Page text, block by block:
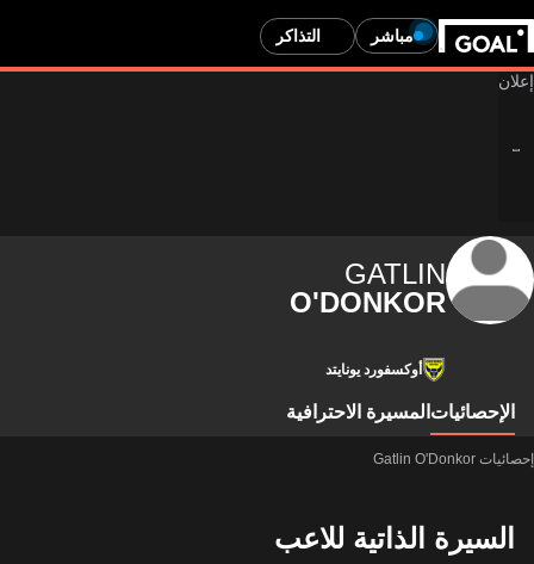
مباشر التذاكر
GATLIN
O'DONKOR
أوكسفورد يونايتد
الإحصائيات المسيرة الاحترافية
إحصائيات Gatlin O'Donkor
السيرة الذاتية للاعب